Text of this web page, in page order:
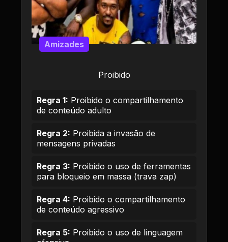
Proibido
Amizades
Regra 1: Proibido o compartilhamento
de conteúdo adulto
Regra 2: Proibida a invasão de
mensagens privadas
Regra 3: Proibido o uso de ferramentas
para bloqueio em massa (trava zap)
Regra 4: Proibido o compartilhamento
de conteúdo agressivo
Regra 5: Proibido o uso de linguagem